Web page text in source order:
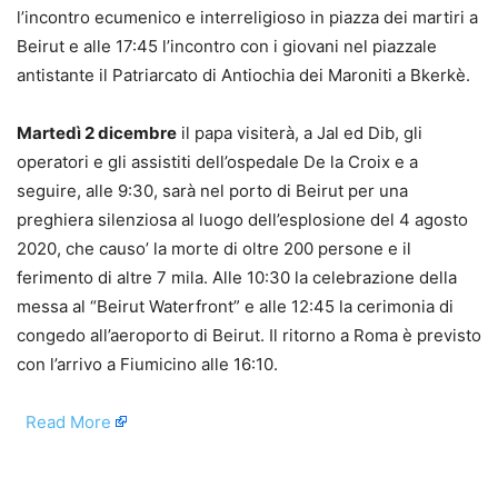
l’incontro ecumenico e interreligioso in piazza dei martiri a
Beirut e alle 17:45 l’incontro con i giovani nel piazzale
antistante il Patriarcato di Antiochia dei Maroniti a Bkerkè.
Martedì 2 dicembre il papa visiterà, a Jal ed Dib, gli
operatori e gli assistiti dell’ospedale De la Croix e a
seguire, alle 9:30, sarà nel porto di Beirut per una
preghiera silenziosa al luogo dell’esplosione del 4 agosto
2020, che causo’ la morte di oltre 200 persone e il
ferimento di altre 7 mila. Alle 10:30 la celebrazione della
messa al “Beirut Waterfront” e alle 12:45 la cerimonia di
congedo all’aeroporto di Beirut. Il ritorno a Roma è previsto
con l’arrivo a Fiumicino alle 16:10.
Read More